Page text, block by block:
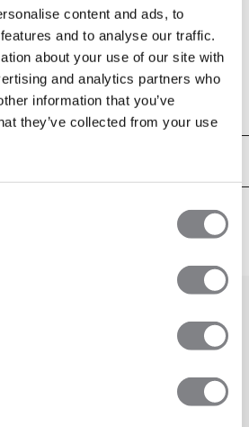
content and ads, to
and to analyse our traffic.
about your use of our site with
and analytics partners who
information that you’ve
they’ve collected from your use
in ons assortiment dat je
manier benadrukt. Gemaakt van
aanvoelt, is deze scrunchtrui de
outs. Wat wil je nog meer van je sportkleding?
verstelbaar scrunch detail op de voorkant, V-
EU met goede ventilatie. 77% polyamide,